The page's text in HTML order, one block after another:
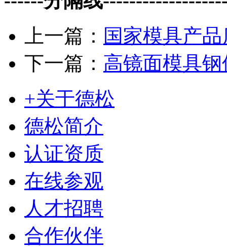
上一篇： 国家模具产
下一篇： 高镜面模具
+关于德松
德松简介
认证资质
在线参观
人才招聘
合作伙伴